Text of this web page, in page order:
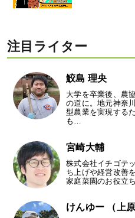
注目ライター
鮫島 理央
大学を卒業後、農
の道に。地元神奈
型農業を実現する
も…
宮崎大輔
株式会社イチゴテ
ち上げや経営改善
家庭菜園のお役立
けんゆー （上原